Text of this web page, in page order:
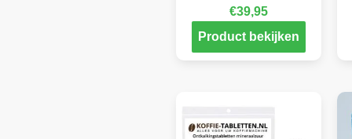
€39,95
Product bekijken